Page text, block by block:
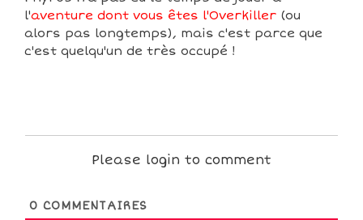
l'aventure dont vous êtes l'Overkiller (ou
alors pas longtemps), mais c'est parce que
c'est quelqu'un de très occupé !
Please login to comment
0 COMMENTAIRES